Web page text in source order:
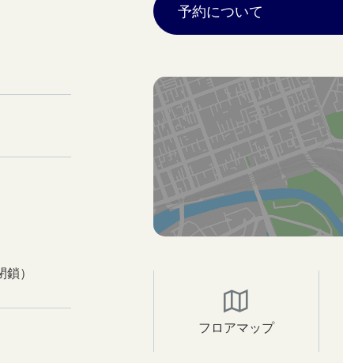
）
予約について
フロアマップ